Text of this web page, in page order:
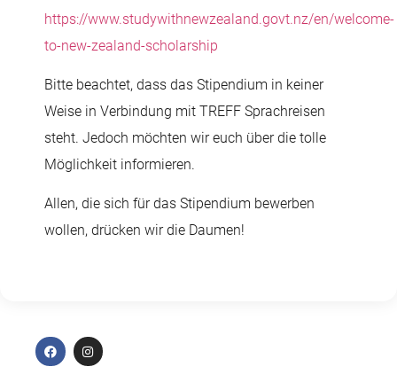
https://www.studywithnewzealand.govt.nz/en/welcome-
to-new-zealand-scholarship
Bitte beachtet, dass das Stipendium in keiner
Weise in Verbindung mit TREFF Sprachreisen
steht. Jedoch möchten wir euch über die tolle
Möglichkeit informieren.
Allen, die sich für das Stipendium bewerben
wollen, drücken wir die Daumen!